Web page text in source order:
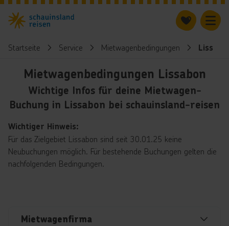
Startseite Service Mietwagenbedingungen
Mietwagenbedingungen Lissabon
Wichtige Infos für deine Mietwagen-
Buchung in Lissabon bei schauinsland-reisen
Wichtiger Hinweis:
Für das Zielgebiet Lissabon sind seit 30.01.25 keine
Neubuchungen möglich. Für bestehende Buchungen gelten die
nachfolgenden Bedingungen.
Mietwagenfirma